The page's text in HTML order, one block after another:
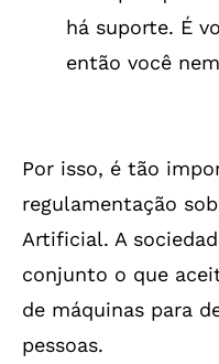
há suporte. É
então você
Por isso, é tão
regulamentação
Artificial. A
conjunto o que
de máquinas para
pessoas.